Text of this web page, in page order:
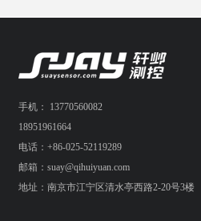
手机： 13770560082
18951961664
电话：+86-025-52119289
邮箱：suay@qihuiyuan.com
地址：南京市江宁区清水亭西路2-20号3楼